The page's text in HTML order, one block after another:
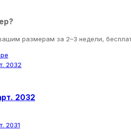
размерам за 2–3 недели,
2032